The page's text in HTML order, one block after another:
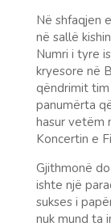
Në shfaqjen
në sallë
Numri i tyre
kryesore në
qëndrimit
panumërta
hasur vetëm
Koncertin e
Gjithmonë
ishte një
sukses i
nuk mund ta